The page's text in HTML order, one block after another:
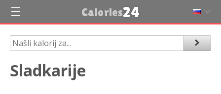
Calories24
Sladkarije